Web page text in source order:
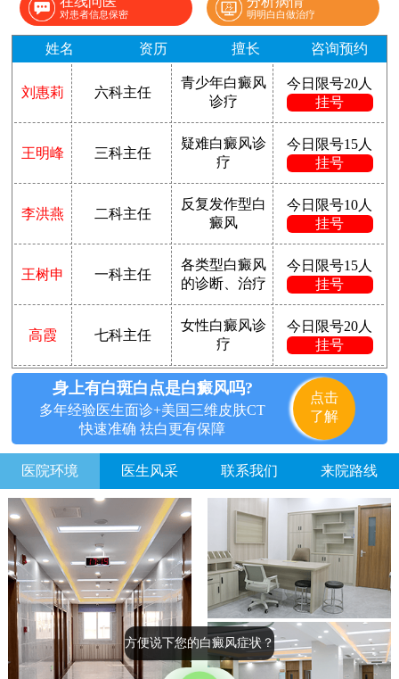
对患者信息保密 明明白白做治疗
姓名 资历 擅长 咨询预约
刘惠莉 六科主任
青少年白癜风
诊疗
今日限号20人
挂号
王明峰 三科主任
疑难白癜风诊
疗
今日限号15人
挂号
李洪燕 二科主任
反复发作型白
癜风
今日限号10人
挂号
王树申 一科主任
各类型白癜风
的诊断、治疗
今日限号15人
挂号
高霞 七科主任
女性白癜风诊
疗
今日限号20人
挂号
身上有白斑白点是白癜风吗?
多年经验医生面诊+美国三维皮肤CT
快速准确 祛白更有保障
点击
了解
医院环境 医生风采 联系我们 来院路线
方便说下您的白癜风症状？